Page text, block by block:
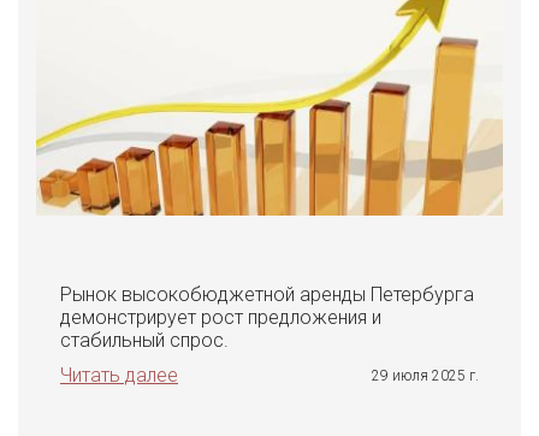
Рынок высокобюджетной аренды Петербурга
демонстрирует рост предложения и
стабильный спрос.
Читать далее
29 июля 2025 г.